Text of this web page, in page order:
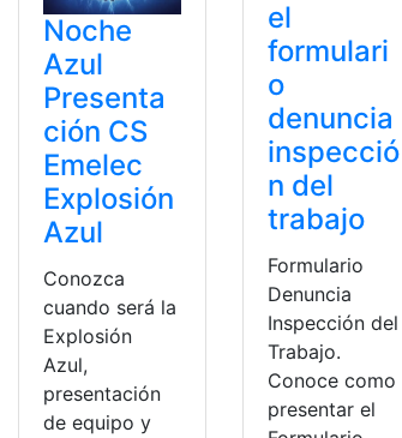
Noche
Azul
Presenta
ción CS
Emelec
Explosión
Azul
Conozca
cuando será la
Explosión
Azul,
presentación
de equipo y
el
formulari
o
denuncia
inspecció
n del
trabajo
Formulario
Denuncia
Inspección del
Trabajo.
Conoce como
presentar el